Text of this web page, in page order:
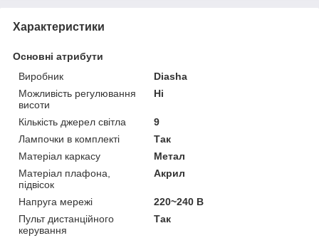
Характеристики
Основні атрибути
Виробник
Diasha
Можливість регулювання
висоти
Ні
Кількість джерел світла
9
Лампочки в комплекті
Так
Матеріал каркасу
Метал
Матеріал плафона,
підвісок
Акрил
Напруга мережі
220~240 В
Пульт дистанційного
керування
Так